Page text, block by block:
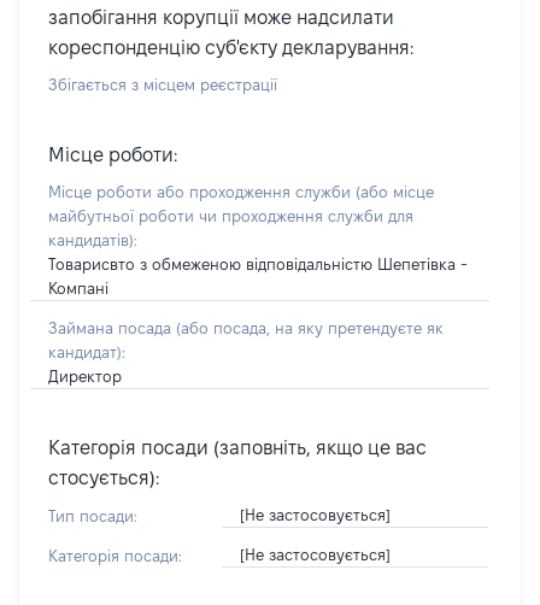
запобігання корупції може надсилати
кореспонденцію суб'єкту декларування:
Збігається з місцем реєстрації
Місце роботи:
Місце роботи або проходження служби (або місце
майбутньої роботи чи проходження служби для
кандидатів):
Товарисвто з обмеженою відповідальністю Шепетівка -
Компані
Займана посада (або посада, на яку претендуєте як
кандидат):
Директор
Категорія посади (заповніть, якщо це вас
стосується):
Тип посади: [Не застосовується]
Категорія посади: [Не застосовується]